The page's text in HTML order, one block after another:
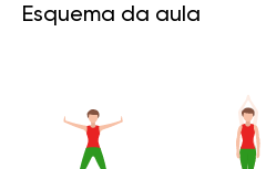
Esquema da aula